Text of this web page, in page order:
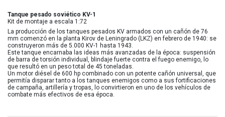
Tanque pesado soviético KV-1
Kit de montaje a escala 1:72
La producción de los tanques pesados ​​KV armados con un cañón de 76
mm comenzó en la planta Kirov de Leningrado (LKZ) en febrero de 1940: se
construyeron más de 5.000 KV-1 hasta 1943.
Este tanque encarnaba las ideas más avanzadas de la época: suspensión
de barra de torsión individual, blindaje fuerte contra el fuego enemigo, lo
que resultó en un peso total de 45 toneladas.
Un motor diésel de 600 hp combinado con un potente cañón universal, que
permitía disparar tanto a los tanques enemigos como a sus fortificaciones
de campaña, artillería y tropas, lo convirtieron en uno de los vehículos de
combate más efectivos de esa época.